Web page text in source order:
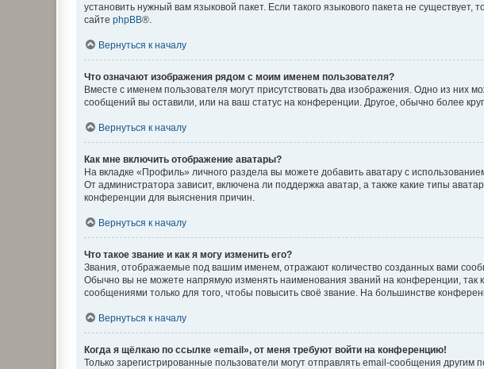
установить нужный вам языковой пакет. Если такого языкового пакета не
сайте phpBB®.
Вернуться к началу
Что означают изображения рядом с моим именем пользователя?
Вместе с именем пользователя могут присутствовать два изображения. Одно из них
сообщений вы оставили, или на ваш статус на конференции. Другое, обычно более
Вернуться к началу
Как мне включить отображение аватары?
На вкладке «Профиль» личного раздела вы можете добавить аватару с
От администратора зависит, включена ли поддержка аватар, а также какие типы
конференции для выяснения причин.
Вернуться к началу
Что такое звание и как я могу изменить его?
Звания, отображаемые под вашим именем, отражают количество созданных вами
Обычно вы не можете напрямую изменять наименования званий на конференции,
сообщениями только для того, чтобы повысить своё звание. На большинстве
Вернуться к началу
Когда я щёлкаю по ссылке «email», от меня требуют войти на конференцию!
Только зарегистрированные пользователи могут отправлять email-сообщения